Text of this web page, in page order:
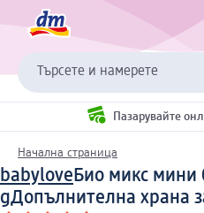
Търсете и намерете
Пазарувайте
Начална страница
babyloveБио микс мини
gДопълнителна храна